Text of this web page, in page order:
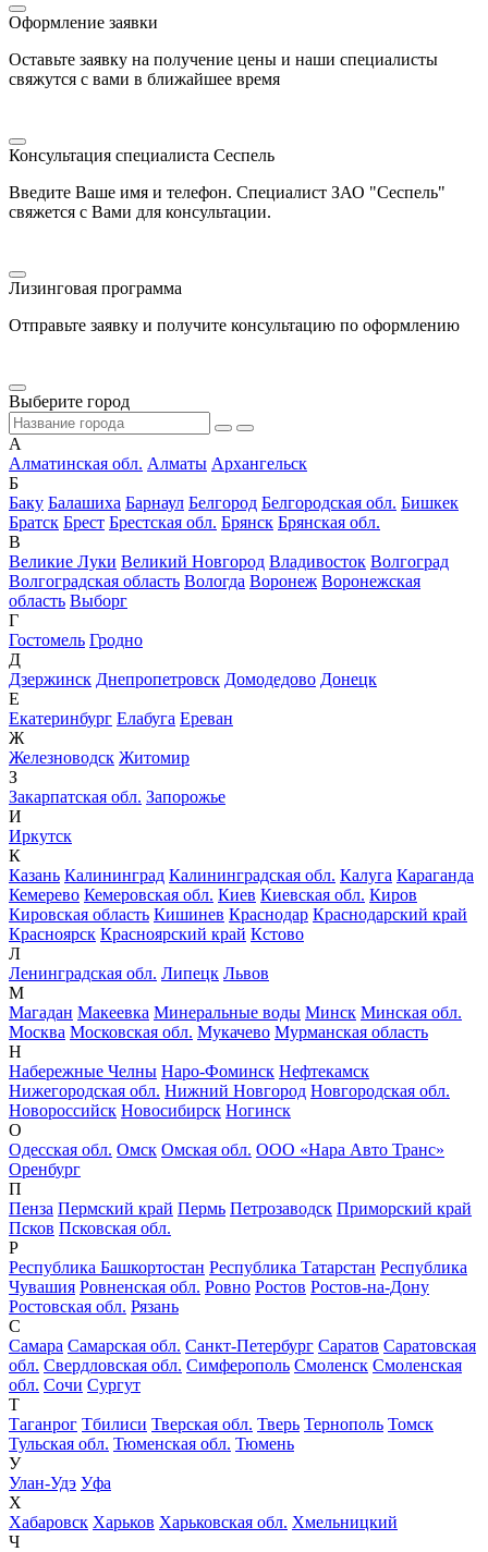
Оформление заявки
Оставьте заявку на получение цены и наши специалисты
свяжутся с вами в ближайшее время
Консультация специалиста Сеспель
Введите Ваше имя и телефон. Специалист ЗАО "Сеспель"
свяжется с Вами для консультации.
Лизинговая программа
Отправьте заявку и получите консультацию по оформлению
Выберите город
А
Алматинская обл. Алматы Архангельск
Б
Баку Балашиха Барнаул Белгород Белгородская обл. Бишкек
Братск Брест Брестская обл. Брянск Брянская обл.
В
Великие Луки Великий Новгород Владивосток Волгоград
Волгоградская область Вологда Воронеж Воронежская
область Выборг
Г
Гостомель Гродно
Д
Дзержинск Днепропетровск Домодедово Донецк
Е
Екатеринбург Елабуга Ереван
Ж
Железноводск Житомир
З
Закарпатская обл. Запорожье
И
Иркутск
К
Казань Калининград Калининградская обл. Калуга Караганда
Кемерево Кемеровская обл. Киев Киевская обл. Киров
Кировская область Кишинев Краснодар Краснодарский край
Красноярск Красноярский край Кстово
Л
Ленинградская обл. Липецк Львов
М
Магадан Макеевка Минеральные воды Минск Минская обл.
Москва Московская обл. Мукачево Мурманская область
Н
Набережные Челны Наро-Фоминск Нефтекамск
Нижегородская обл. Нижний Новгород Новгородская обл.
Новороссийск Новосибирск Ногинск
О
Одесская обл. Омск Омская обл. ООО «Нара Авто Транс»
Оренбург
П
Пенза Пермский край Пермь Петрозаводск Приморский край
Псков Псковская обл.
Р
Республика Башкортостан Республика Татарстан Республика
Чувашия Ровненская обл. Ровно Ростов Ростов-на-Дону
Ростовская обл. Рязань
С
Самара Самарская обл. Санкт-Петербург Саратов Саратовская
обл. Свердловская обл. Симферополь Смоленск Смоленская
обл. Сочи Сургут
Т
Таганрог Тбилиси Тверская обл. Тверь Тернополь Томск
Тульская обл. Тюменская обл. Тюмень
У
Улан-Удэ Уфа
Х
Хабаровск Харьков Харьковская обл. Хмельницкий
Ч